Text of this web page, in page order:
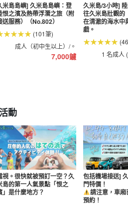
米島島嶼] 久米島島嶼：登
恨之濱及熱帶浮潛之旅（附
送服務）（No.802）
(101筆)
成人（初中生以上）/。
7,000鑢
久米島/3小時]
往久米島壯觀
在清澈的海水中
戲。
1 名成人
動
視。很快就被預訂一空？久
島的第一人氣景點「恨之
」是什麼地方？
包括機場接送]
門特價！
請注意，車
預約！